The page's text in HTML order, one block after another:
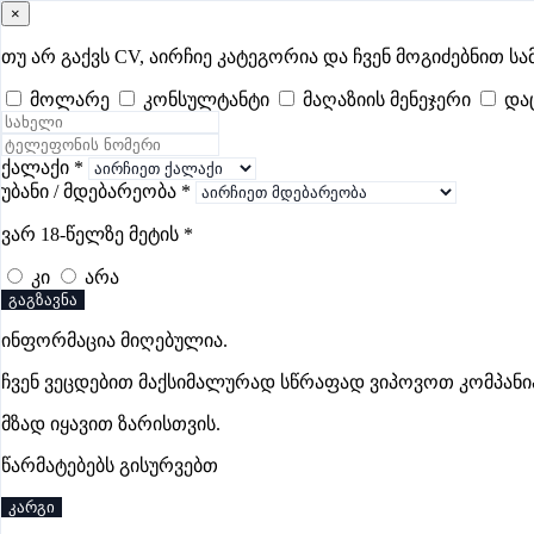
samushao
შესვლა
ყველა - 509 Remote Worldwide - 295 დღევანდელი - 0
ფარმაციის ვაკანსიები ფოთში
ვაკანსიები არ მოიძებნა „ფარმაციის ვაკანსიები ფოთში“-
გოუნეტი
პრემიუმი
×
თუ არ გაქვს CV, აირჩიე კატეგორია და ჩვენ მოგიძებნით
მოლარე კონსულტანტი მაღაზიის მენეჯერი
ქალაქი *
უბანი / მდებარეობა *
ვარ 18-წელზე მეტის *
კი არა
გაგზავნა
ინფორმაცია მიღებულია.
ჩვენ ვეცდებით მაქსიმალურად სწრაფად ვიპოვოთ
მზად იყავით ზარისთვის.
წარმატებებს გისურვებთ
კარგი